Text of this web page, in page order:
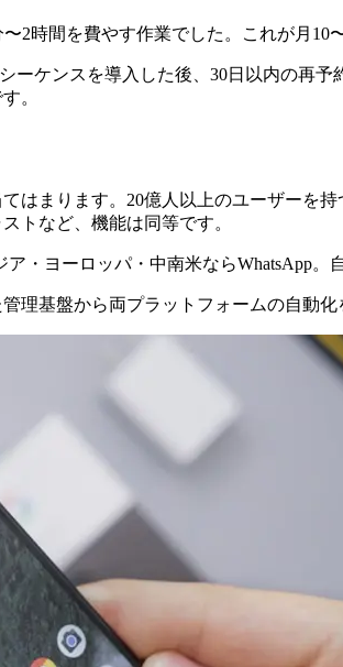
2時間を費やす作業でした。これが月10
ーケンスを導入した後、30日以内の再予
。
まります。20億人以上のユーザーを持
トなど、機能は同等です。
・ヨーロッパ・中南米ならWhatsApp。
理基盤から両プラットフォームの自動化